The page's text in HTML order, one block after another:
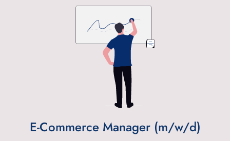
E-Commerce Manager (m/w/d)